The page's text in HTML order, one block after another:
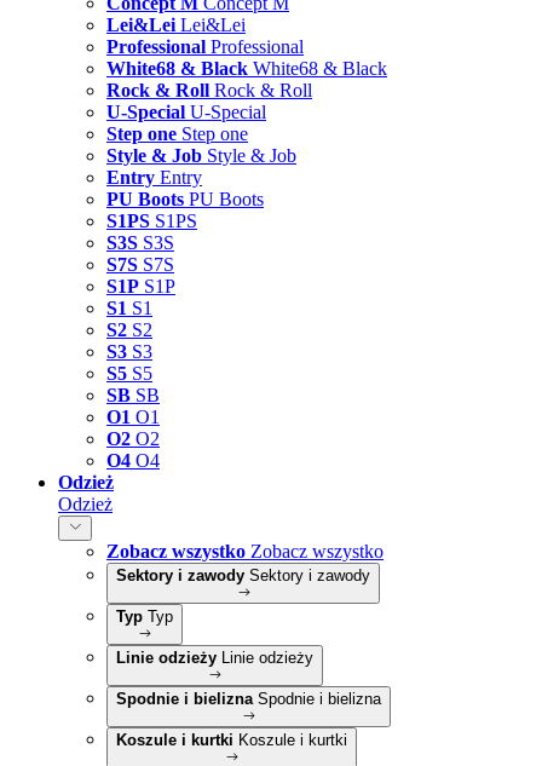
Lei&Lei Lei&Lei
Professional Professional
White68 & Black White68 & Black
Rock & Roll Rock & Roll
U-Special U-Special
Step one Step one
Style & Job Style & Job
Entry Entry
PU Boots PU Boots
S1PS S1PS
S3S S3S
S7S S7S
S1P S1P
S1 S1
S2 S2
S3 S3
S5 S5
SB SB
O1 O1
O2 O2
O4 O4
Odzież
Odzież
Zobacz wszystko Zobacz wszystko
Sektory i zawody Sektory i zawody
Typ Typ
Linie odzieży Linie odzieży
Spodnie i bielizna Spodnie i bielizna
Koszule i kurtki Koszule i kurtki